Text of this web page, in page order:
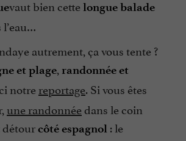
vaut bien cettelongue balade
autrement, ça vous tente ?
et plage randonnée et
notrereportage. Si vous êtes
une randonnéedans le coin
côté espagnol : le